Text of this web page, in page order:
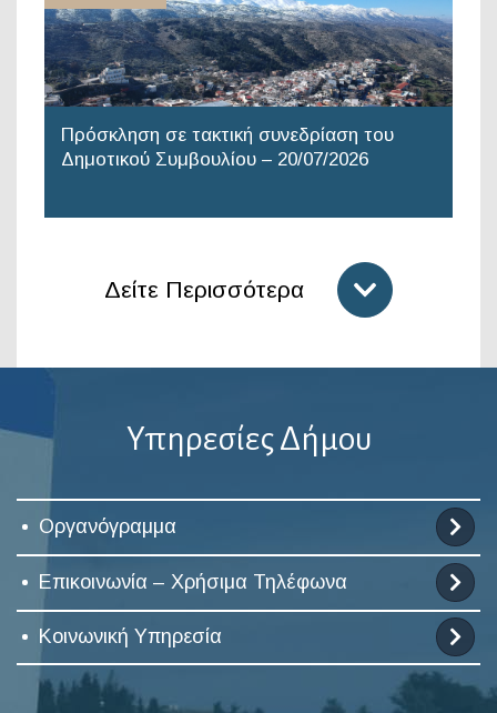
Πρόσκληση σε τακτική συνεδρίαση του
Δημοτικού Συμβουλίου – 20/07/2026
Δείτε Περισσότερα
Υπηρεσίες Δήμου
Οργανόγραμμα
Επικοινωνία – Χρήσιμα Τηλέφωνα
Κοινωνική Υπηρεσία